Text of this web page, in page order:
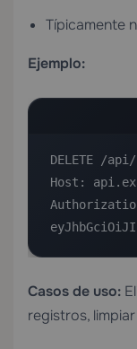
Típicamente
Ejemplo:
DELETE /
Host:
Casos de uso:
registros,